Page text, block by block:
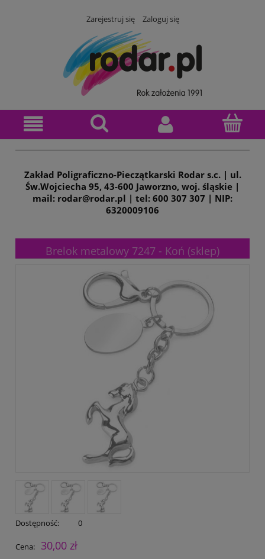
Zarejestruj się Zaloguj się
Zakład Poligraficzno-Pieczątkarski Rodar s.c. | ul.
Św.Wojciecha 95, 43-600 Jaworzno, woj. śląskie |
mail: rodar@rodar.pl | tel: 600 307 307 | NIP:
6320009106
Brelok metalowy 7247 - Koń (sklep)
Dostępność: 0
Cena:
30,00 zł